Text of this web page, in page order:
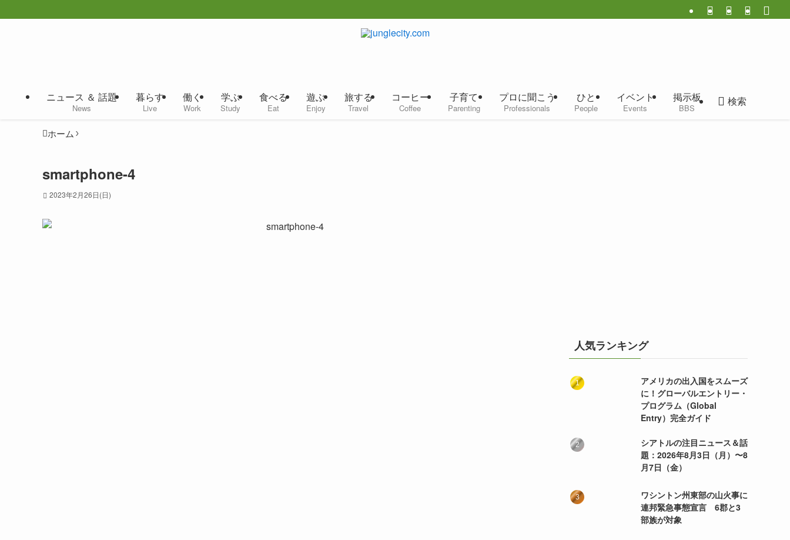
ニュース ＆ 話題
News
暮らす
Live
働く
Work
学ぶ
Study
食べる
Eat
遊ぶ
Enjoy
旅する
Travel
コーヒー
Coffee
子育て
Parenting
プロに聞こう
Professionals
ひと
People
イベント
Events
掲示板
BBS
検索
ホーム
smartphone-4
2023年2月26日(日)
人気ランキング
アメリカの出入国をスムーズ
に！グローバルエントリー・
プログラム（Global
Entry）完全ガイド
シアトルの注目ニュース＆話
題：2026年8月3日（月）〜8
月7日（金）
ワシントン州東部の山火事に
連邦緊急事態宣言 6郡と3
部族が対象